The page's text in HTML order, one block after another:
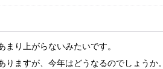
り上がらないみたいです。
ますが、今年はどうなるのでしょうか。